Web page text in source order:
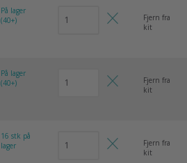
På lager
(40+)
Fjern fra
kit
På lager
(40+)
Fjern fra
kit
16 stk på
lager
Fjern fra
kit